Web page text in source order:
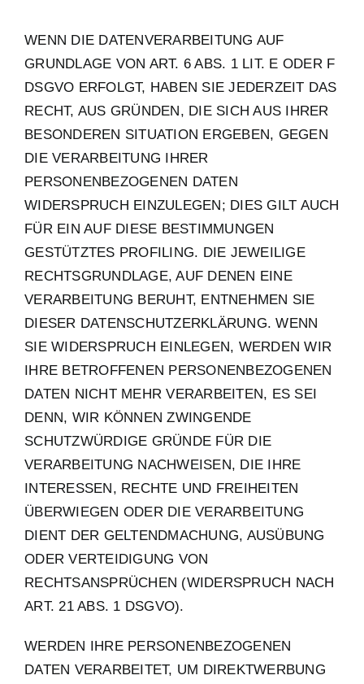
WENN DIE DATENVERARBEITUNG AUF
GRUNDLAGE VON ART. 6 ABS. 1 LIT. E ODER F
DSGVO ERFOLGT, HABEN SIE JEDERZEIT DAS
RECHT, AUS GRÜNDEN, DIE SICH AUS IHRER
BESONDEREN SITUATION ERGEBEN, GEGEN
DIE VERARBEITUNG IHRER
PERSONENBEZOGENEN DATEN
WIDERSPRUCH EINZULEGEN; DIES GILT AUCH
FÜR EIN AUF DIESE BESTIMMUNGEN
GESTÜTZTES PROFILING. DIE JEWEILIGE
RECHTSGRUNDLAGE, AUF DENEN EINE
VERARBEITUNG BERUHT, ENTNEHMEN SIE
DIESER DATENSCHUTZERKLÄRUNG. WENN
SIE WIDERSPRUCH EINLEGEN, WERDEN WIR
IHRE BETROFFENEN PERSONENBEZOGENEN
DATEN NICHT MEHR VERARBEITEN, ES SEI
DENN, WIR KÖNNEN ZWINGENDE
SCHUTZWÜRDIGE GRÜNDE FÜR DIE
VERARBEITUNG NACHWEISEN, DIE IHRE
INTERESSEN, RECHTE UND FREIHEITEN
ÜBERWIEGEN ODER DIE VERARBEITUNG
DIENT DER GELTENDMACHUNG, AUSÜBUNG
ODER VERTEIDIGUNG VON
RECHTSANSPRÜCHEN (WIDERSPRUCH NACH
ART. 21 ABS. 1 DSGVO).
WERDEN IHRE PERSONENBEZOGENEN
DATEN VERARBEITET, UM DIREKTWERBUNG